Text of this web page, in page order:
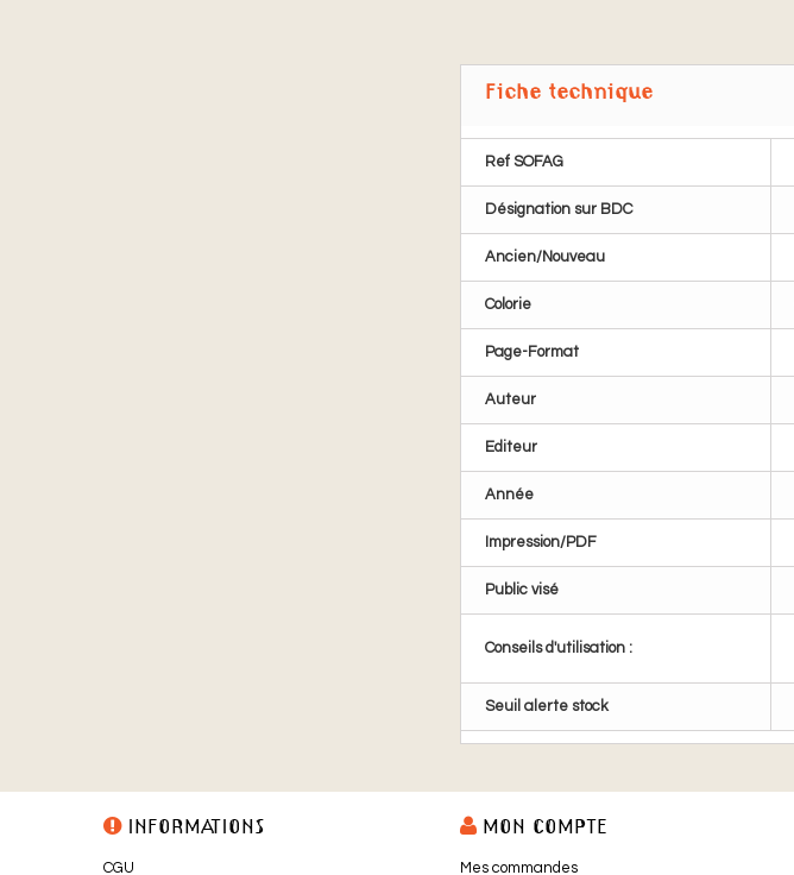
Fiche technique
Ref SOFAG
Désignation sur BDC
Ancien/Nouveau
Colorie
Page-Format
Auteur
Editeur
Année
Impression/PDF
Public visé
Conseils d'utilisation :
Seuil alerte stock
INFORMATIONS
CGU
MON COMPTE
Mes commandes